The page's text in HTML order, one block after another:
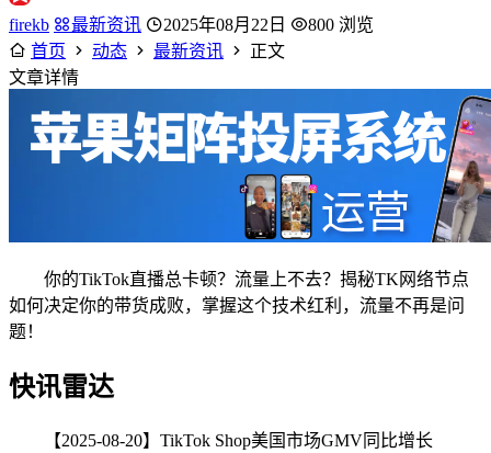
firekb 最新资讯 2025年08月22日
800 浏览
首页
动态 最新资讯
正文
文章详情
你的TikTok直播总卡顿？流量上不去？揭秘TK网络节点
如何决定你的带货成败，掌握这个技术红利，流量不再是问
题！
快讯雷达
【2025-08-20】TikTok Shop美国市场GMV同比增长